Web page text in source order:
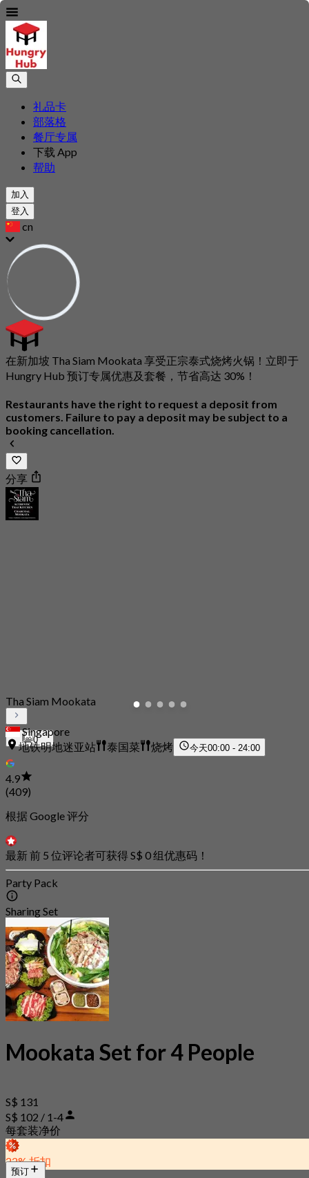
礼品卡
部落格
餐厅专属
下载 App
帮助
加入
登入
cn
在新加坡 Tha Siam Mookata 享受正宗泰式烧烤火锅！立即于
Hungry Hub 预订专属优惠及套餐，节省高达 30%！
Restaurants have the right to request a deposit from
customers. Failure to pay a deposit may be subject to a
booking cancellation.
分享
0
Tha Siam Mookata
Singapore
地铁明地迷亚站
泰国菜 烧烤 今天00:00 - 24:00
4.9
(409)
根据 Google 评分
最新 前 5 位评论者可获得 S$ 0 组优惠码！
Party Pack
Sharing Set
Mookata Set for 4 People
S$ 131
S$ 102 / 1-4
每套装净价
22% 折扣
预订